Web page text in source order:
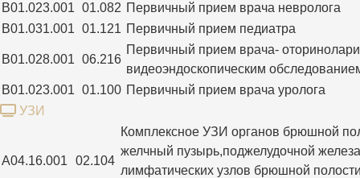
B01.023.001 01.082 Первичный прием врача невролога
B01.031.001 01.121 Первичный прием педиатра
B01.028.001 06.216
Первичный прием врача-
видеоэндоскопическим
B01.023.001 01.100 Первичный прием врача уролога
УЗИ
A04.16.001 02.104
Комплексное УЗИ органов брюшной
желчный пузырь,поджелудочной
лимфатических узлов брюшной